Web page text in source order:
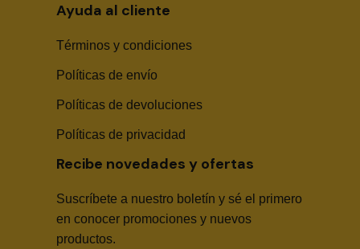
Ayuda al cliente
Términos y condiciones
Políticas de envío
Políticas de devoluciones
Políticas de privacidad
Recibe novedades y ofertas
Suscríbete a nuestro boletín y sé el primero
en conocer promociones y nuevos
productos.
Sika Center AI
🤖